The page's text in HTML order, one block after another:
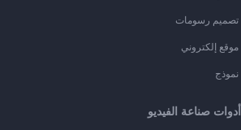
تصميم رسومات
موقع إلكتروني
نموذج
أدوات صناعة الفيديو